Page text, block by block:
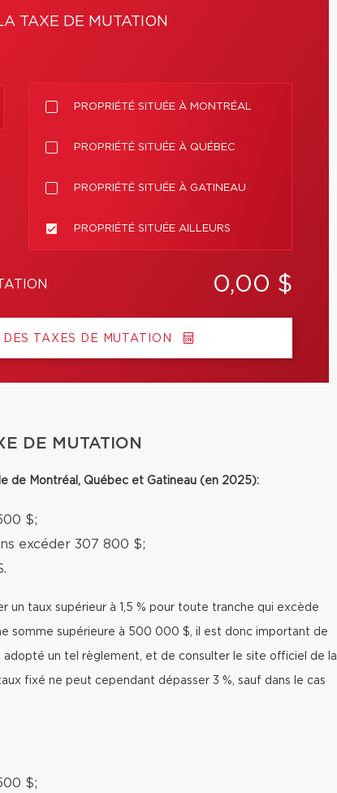
TAXE DE MUTATION
PROPRIÉTÉ SITUÉE À MONTRÉAL
PROPRIÉTÉ SITUÉE À QUÉBEC
PROPRIÉTÉ SITUÉE À GATINEAU
PROPRIÉTÉ SITUÉE AILLEURS
0,00 $
TAXES DE MUTATION
DE MUTATION
de Montréal, Québec et Gatineau (en 2025):
$;
excéder 307 800 $;
un taux supérieur à 1,5 % pour toute tranche qui excède
somme supérieure à 500 000 $, il est donc important de
un tel règlement, et de consulter le site officiel de la
fixé ne peut cependant dépasser 3 %, sauf dans le cas
$;